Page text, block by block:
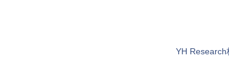
YH Research